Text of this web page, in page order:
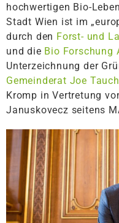
hochwertigen Bio-
Stadt Wien ist im
durch den Forst- und
und die Bio Forschung
Unterzeichnung der
Gemeinderat Joe
Kromp in Vertretung
Januskovecz seitens